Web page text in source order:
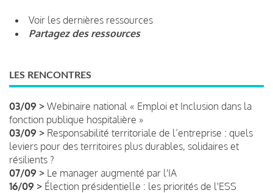
Voir les dernières ressources
Partagez des ressources
LES RENCONTRES
03/09 > Webinaire national « Emploi et Inclusion dans la
fonction publique hospitalière »
03/09 > Responsabilité territoriale de l’entreprise : quels
leviers pour des territoires plus durables, solidaires et
résilients ?
07/09 > Le manager augmenté par l'IA
16/09 > Élection présidentielle : les priorités de l'ESS